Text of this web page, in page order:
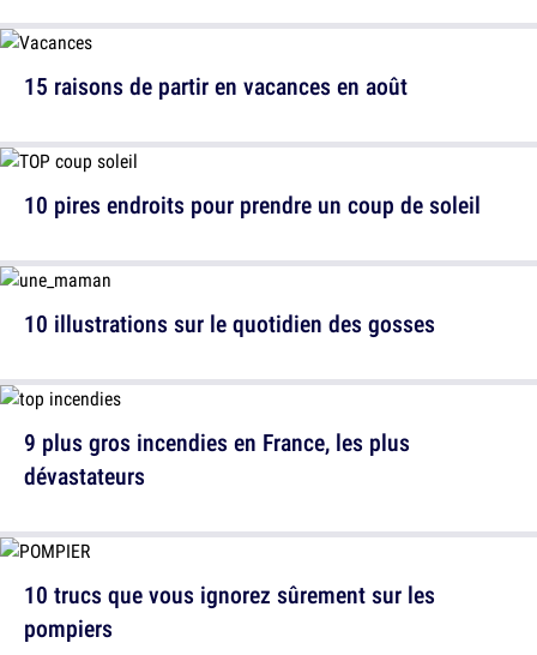
15 raisons de partir en vacances en août
10 illustrations sur le quotidien des gosses
10 trucs que vous ignorez sûrement sur les
pompiers
10 pires endroits pour prendre un coup de soleil
9 plus gros incendies en France, les plus
dévastateurs